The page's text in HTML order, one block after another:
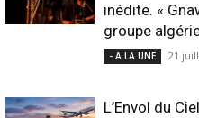
inédite. «
groupe
- A LA UNE 21
L’Envol du